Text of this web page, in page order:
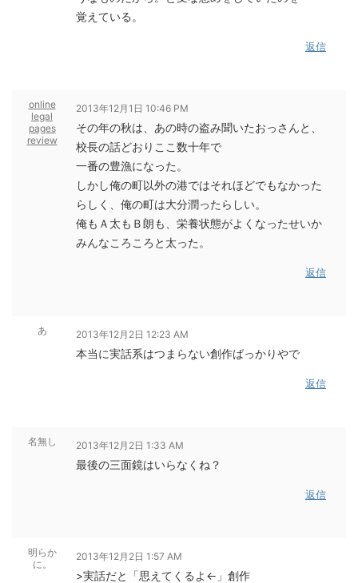
覚えている。
返信
online
legal
pages
review
2013年12月1日 10:46 PM
その年の秋は、あの時の盗み聞いたおっさんと、
校長の話どおりここ数十年で
一番の豊漁になった。
しかし俺の町以外の港ではそれほどでもなかった
らしく、俺の町は大分潤ったらしい。
俺もＡ太もＢ朗も、栄養状態がよくなったせいか
みんなころころと太った。
返信
あ 2013年12月2日 12:23 AM
本当に実話系はつまらない創作ばっかりやで
返信
名無し 2013年12月2日 1:33 AM
最後の三面鏡はいらなくね？
返信
明らか
に。
2013年12月2日 1:57 AM
>実話だと「思えてくるよ←」創作